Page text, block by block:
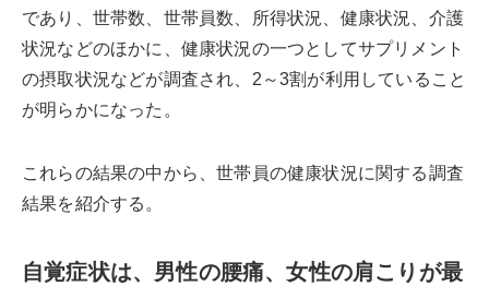
であり、世帯数、世帯員数、所得状況、健康状況、介護
状況などのほかに、健康状況の一つとしてサプリメント
の摂取状況などが調査され、2～3割が利用していること
が明らかになった。
これらの結果の中から、世帯員の健康状況に関する調査
結果を紹介する。
自覚症状は、男性の腰痛、女性の肩こりが最